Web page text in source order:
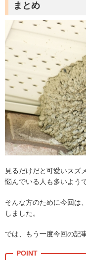
まとめ
見るだけだと可愛いスズ
悩んでいる人も多いよう
そんな方のために今回は
しました。
では、もう一度今回の記